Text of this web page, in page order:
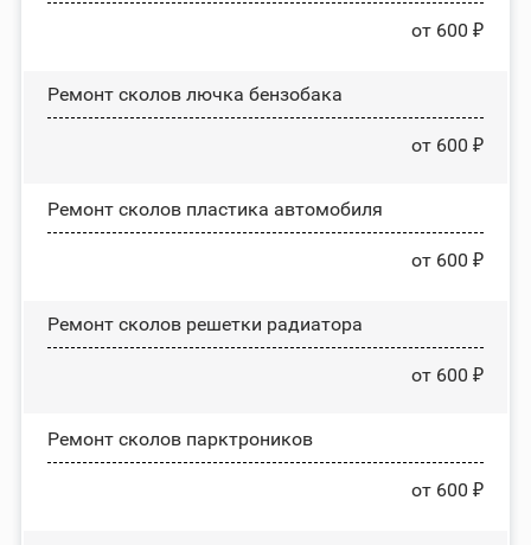
от 600 ₽
Ремонт сколов лючка бензобака
от 600 ₽
Ремонт сколов пластика автомобиля
от 600 ₽
Ремонт сколов решетки радиатора
от 600 ₽
Ремонт сколов парктроников
от 600 ₽